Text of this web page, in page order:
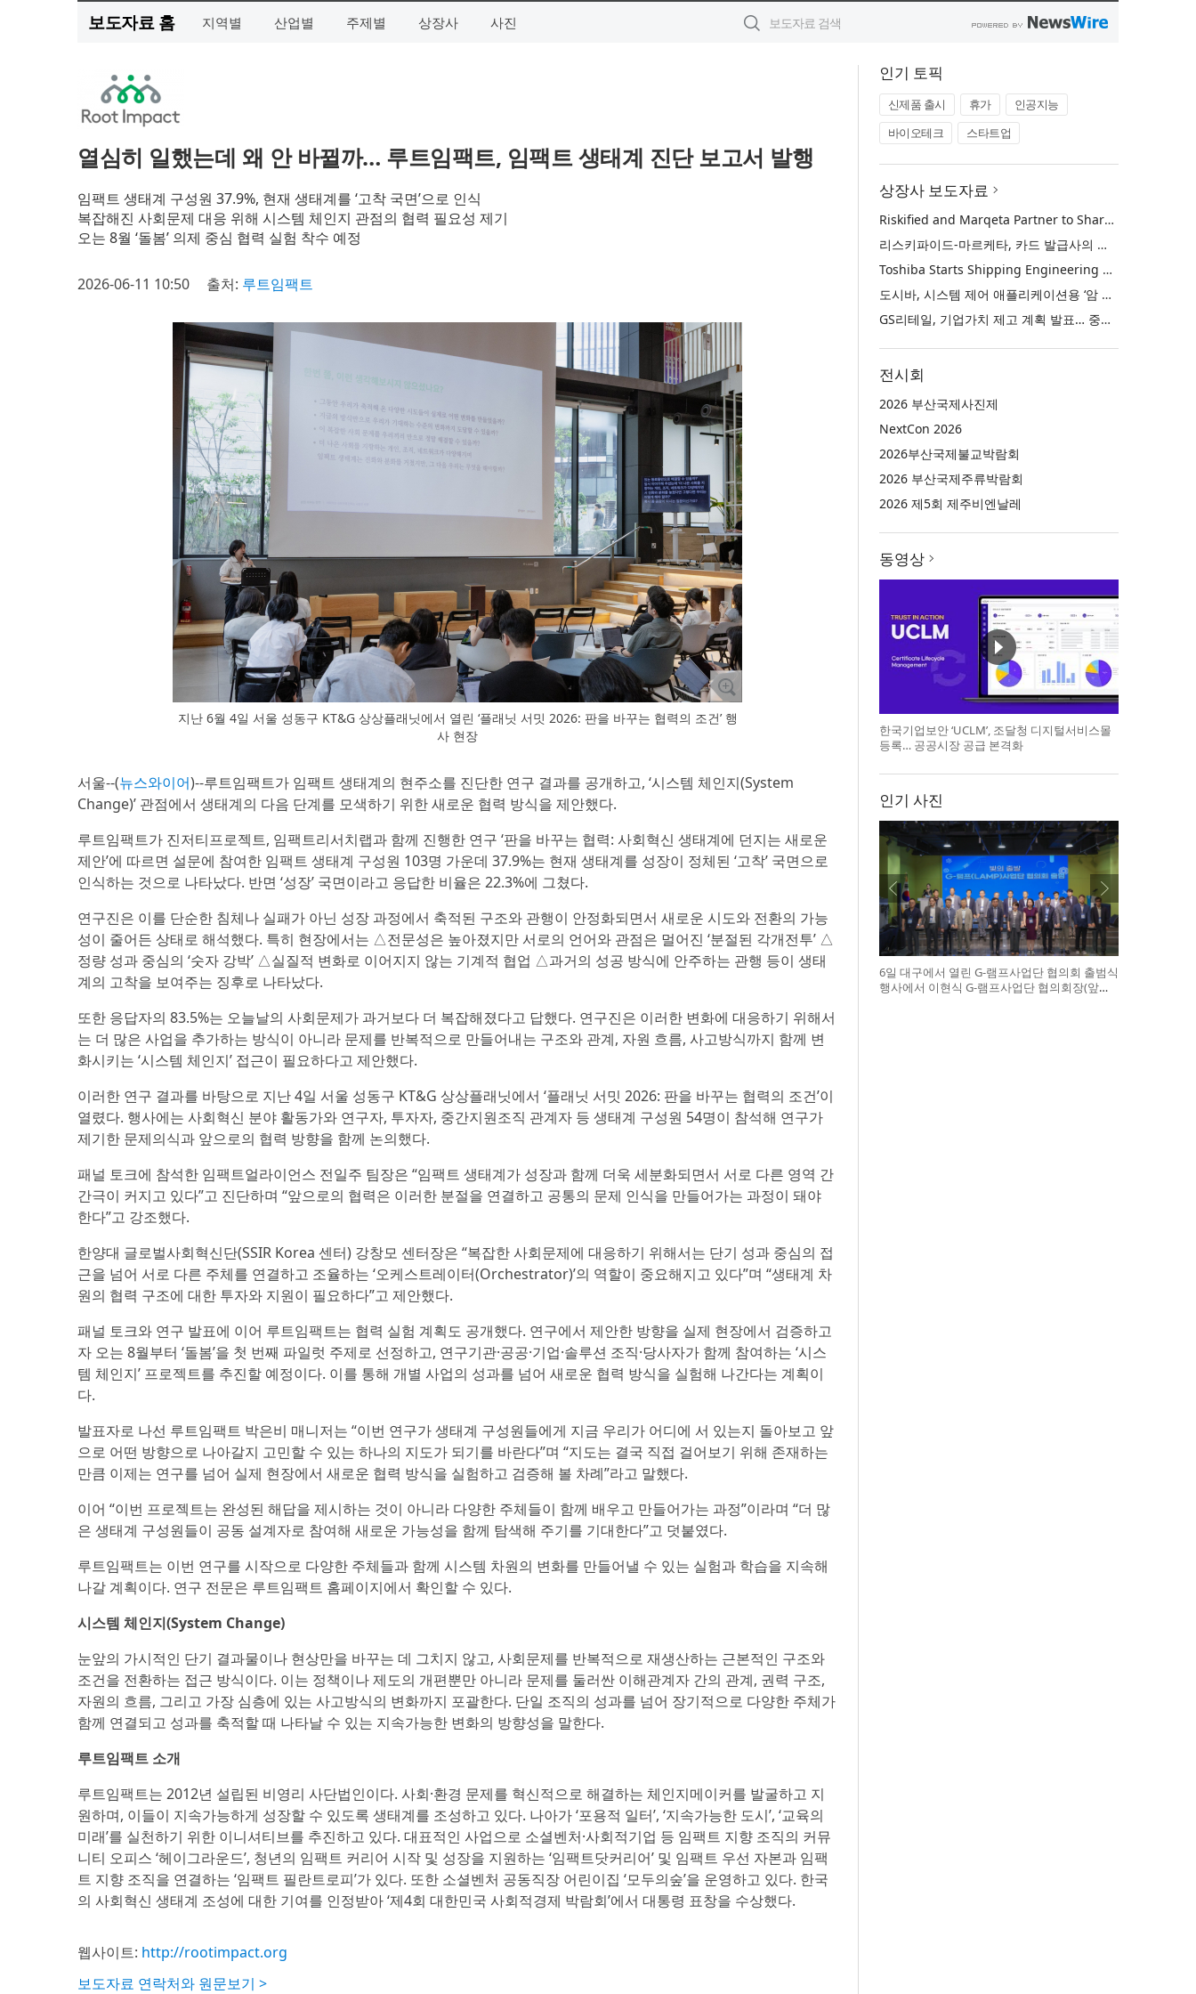
보도자료 홈 지역별 산업별 주제별 상장사 사진
열심히 일했는데 왜 안 바뀔까… 루트임팩트, 임팩트 생태계 진단 보고서 발행
임팩트 생태계 구성원 37.9%, 현재 생태계를 ‘고착 국면’으로 인식
복잡해진 사회문제 대응 위해 시스템 체인지 관점의 협력 필요성 제기
오는 8월 ‘돌봄’ 의제 중심 협력 실험 착수 예정
2026-06-11 10:50 출처: 루트임팩트
지난 6월 4일 서울 성동구 KT&G 상상플래닛에서 열린 ‘플래닛 서밋 2026: 판을 바꾸는 협력의 조건’ 행
사 현장
서울--(뉴스와이어)--루트임팩트가 임팩트 생태계의 현주소를 진단한 연구 결과를 공개하고, ‘시스템 체인지(System
Change)’ 관점에서 생태계의 다음 단계를 모색하기 위한 새로운 협력 방식을 제안했다.
루트임팩트가 진저티프로젝트, 임팩트리서치랩과 함께 진행한 연구 ‘판을 바꾸는 협력: 사회혁신 생태계에 던지는 새로운
제안’에 따르면 설문에 참여한 임팩트 생태계 구성원 103명 가운데 37.9%는 현재 생태계를 성장이 정체된 ‘고착’ 국면으로
인식하는 것으로 나타났다. 반면 ‘성장’ 국면이라고 응답한 비율은 22.3%에 그쳤다.
연구진은 이를 단순한 침체나 실패가 아닌 성장 과정에서 축적된 구조와 관행이 안정화되면서 새로운 시도와 전환의 가능
성이 줄어든 상태로 해석했다. 특히 현장에서는 △전문성은 높아졌지만 서로의 언어와 관점은 멀어진 ‘분절된 각개전투’ △
정량 성과 중심의 ‘숫자 강박’ △실질적 변화로 이어지지 않는 기계적 협업 △과거의 성공 방식에 안주하는 관행 등이 생태
계의 고착을 보여주는 징후로 나타났다.
또한 응답자의 83.5%는 오늘날의 사회문제가 과거보다 더 복잡해졌다고 답했다. 연구진은 이러한 변화에 대응하기 위해서
는 더 많은 사업을 추가하는 방식이 아니라 문제를 반복적으로 만들어내는 구조와 관계, 자원 흐름, 사고방식까지 함께 변
화시키는 ‘시스템 체인지’ 접근이 필요하다고 제안했다.
이러한 연구 결과를 바탕으로 지난 4일 서울 성동구 KT&G 상상플래닛에서 ‘플래닛 서밋 2026: 판을 바꾸는 협력의 조건’이
열렸다. 행사에는 사회혁신 분야 활동가와 연구자, 투자자, 중간지원조직 관계자 등 생태계 구성원 54명이 참석해 연구가
제기한 문제의식과 앞으로의 협력 방향을 함께 논의했다.
패널 토크에 참석한 임팩트얼라이언스 전일주 팀장은 “임팩트 생태계가 성장과 함께 더욱 세분화되면서 서로 다른 영역 간
간극이 커지고 있다”고 진단하며 “앞으로의 협력은 이러한 분절을 연결하고 공통의 문제 인식을 만들어가는 과정이 돼야
한다”고 강조했다.
한양대 글로벌사회혁신단(SSIR Korea 센터) 강창모 센터장은 “복잡한 사회문제에 대응하기 위해서는 단기 성과 중심의 접
근을 넘어 서로 다른 주체를 연결하고 조율하는 ‘오케스트레이터(Orchestrator)’의 역할이 중요해지고 있다”며 “생태계 차
원의 협력 구조에 대한 투자와 지원이 필요하다”고 제안했다.
패널 토크와 연구 발표에 이어 루트임팩트는 협력 실험 계획도 공개했다. 연구에서 제안한 방향을 실제 현장에서 검증하고
자 오는 8월부터 ‘돌봄’을 첫 번째 파일럿 주제로 선정하고, 연구기관·공공·기업·솔루션 조직·당사자가 함께 참여하는 ‘시스
템 체인지’ 프로젝트를 추진할 예정이다. 이를 통해 개별 사업의 성과를 넘어 새로운 협력 방식을 실험해 나간다는 계획이
다.
발표자로 나선 루트임팩트 박은비 매니저는 “이번 연구가 생태계 구성원들에게 지금 우리가 어디에 서 있는지 돌아보고 앞
으로 어떤 방향으로 나아갈지 고민할 수 있는 하나의 지도가 되기를 바란다”며 “지도는 결국 직접 걸어보기 위해 존재하는
만큼 이제는 연구를 넘어 실제 현장에서 새로운 협력 방식을 실험하고 검증해 볼 차례”라고 말했다.
이어 “이번 프로젝트는 완성된 해답을 제시하는 것이 아니라 다양한 주체들이 함께 배우고 만들어가는 과정”이라며 “더 많
은 생태계 구성원들이 공동 설계자로 참여해 새로운 가능성을 함께 탐색해 주기를 기대한다”고 덧붙였다.
루트임팩트는 이번 연구를 시작으로 다양한 주체들과 함께 시스템 차원의 변화를 만들어낼 수 있는 실험과 학습을 지속해
나갈 계획이다. 연구 전문은 루트임팩트 홈페이지에서 확인할 수 있다.
시스템 체인지(System Change)
눈앞의 가시적인 단기 결과물이나 현상만을 바꾸는 데 그치지 않고, 사회문제를 반복적으로 재생산하는 근본적인 구조와
조건을 전환하는 접근 방식이다. 이는 정책이나 제도의 개편뿐만 아니라 문제를 둘러싼 이해관계자 간의 관계, 권력 구조,
자원의 흐름, 그리고 가장 심층에 있는 사고방식의 변화까지 포괄한다. 단일 조직의 성과를 넘어 장기적으로 다양한 주체가
함께 연결되고 성과를 축적할 때 나타날 수 있는 지속가능한 변화의 방향성을 말한다.
루트임팩트 소개
루트임팩트는 2012년 설립된 비영리 사단법인이다. 사회·환경 문제를 혁신적으로 해결하는 체인지메이커를 발굴하고 지
원하며, 이들이 지속가능하게 성장할 수 있도록 생태계를 조성하고 있다. 나아가 ‘포용적 일터’, ‘지속가능한 도시’, ‘교육의
미래’를 실천하기 위한 이니셔티브를 추진하고 있다. 대표적인 사업으로 소셜벤처·사회적기업 등 임팩트 지향 조직의 커뮤
니티 오피스 ‘헤이그라운드’, 청년의 임팩트 커리어 시작 및 성장을 지원하는 ‘임팩트닷커리어’ 및 임팩트 우선 자본과 임팩
트 지향 조직을 연결하는 ‘임팩트 필란트로피’가 있다. 또한 소셜벤처 공동직장 어린이집 ‘모두의숲’을 운영하고 있다. 한국
의 사회혁신 생태계 조성에 대한 기여를 인정받아 ‘제4회 대한민국 사회적경제 박람회’에서 대통령 표창을 수상했다.
웹사이트: http://rootimpact.org
보도자료 연락처와 원문보기 >
인기 토픽
신제품 출시 휴가
인공지능
바이오테크
스타트업
상장사 보도자료
Riskified and Marqeta Partner to Sharpen Card Issuer Authorization Decisions and Help Reduce False Declines
리스키파이드-마르케타, 카드 발급사의 승인 판단 정교화 및 오거절 감소 위해 협력
Toshiba Starts Shipping Engineering Samples of TXZ+™ Family Entry‑Class M4V Group, Standard Microcontrollers with Arm® Cortex®‑M4 Core for System Control Applications
도시바, 시스템 제어 애플리케이션용 ‘암 코어텍스-M4’ 코어 탑재 표준 마이크로컨트롤러 TXZ+ 패밀리 엔트리 클래스 ‘M4V 그룹’ 엔지니어링 샘플 출하 개시
GS리테일, 기업가치 제고 계획 발표… 중장기 성장 기반 강화와 주주가치 제고
전시회
2026 부산국제사진제
NextCon 2026
2026부산국제불교박람회
2026 부산국제주류박람회
2026 제5회 제주비엔날레
동영상
한국기업보안 ‘UCLM’, 조달청 디지털서비스몰
등록… 공공시장 공급 본격화
인기 사진
6일 대구에서 열린 G-램프사업단 협의회 출범식
행사에서 이현식 G-램프사업단 협의회장(앞열